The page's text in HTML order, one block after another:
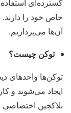
گسترده‌ای
خاص خود را
آن‌ها می‌پردازیم.
توکن چیست؟
توکن‌ها واحدهای
ایجاد می‌شوند و
بلاکچین اختصاصی